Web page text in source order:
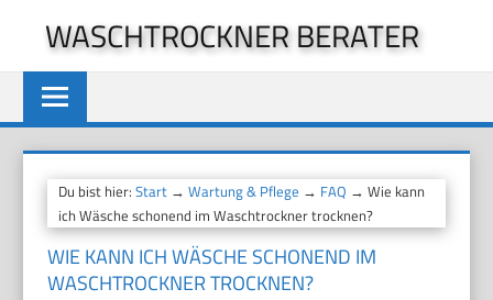
springen
WASCHTROCKNER BERATER
Du bist hier:Start →Wartung & Pflege → FAQ → Wie kann
ich Wäsche schonend im Waschtrockner trocknen?
WIE KANN ICH WÄSCHE SCHONEND IM
WASCHTROCKNER TROCKNEN?